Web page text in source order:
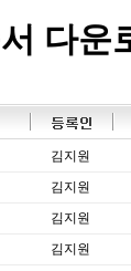
다운
김지원
김지원
김지원
김지원